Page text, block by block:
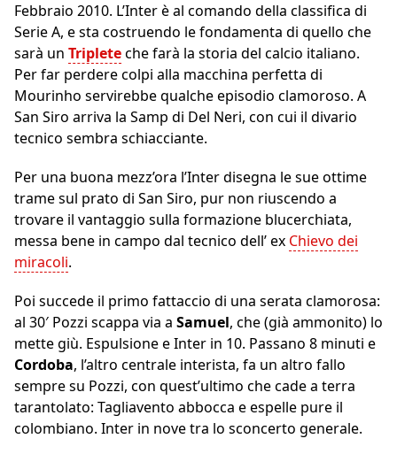
Febbraio 2010. L’Inter è al comando della classifica di
Serie A, e sta costruendo le fondamenta di quello che
sarà un Tripleteche farà la storia del calcio italiano.
Per far perdere colpi alla macchina perfetta di
Mourinho servirebbe qualche episodio clamoroso. A
San Siro arriva la Samp di Del Neri, con cui il divario
tecnico sembra schiacciante.
Per una buona mezz’ora l’Inter disegna le sue ottime
trame sul prato di San Siro, pur non riuscendo a
trovare il vantaggio sulla formazione blucerchiata,
messa bene in campo dal tecnico dell’ ex Chievo dei
miracoli.
Poi succede il primo fattaccio di una serata clamorosa:
al 30′ Pozzi scappa via a Samuel, che (già ammonito) lo
mette giù. Espulsione e Inter in 10. Passano 8 minuti e
Cordoba, l’altro centrale interista, fa un altro fallo
sempre su Pozzi, con quest’ultimo che cade a terra
tarantolato: Tagliavento abbocca e espelle pure il
colombiano. Inter in nove tra lo sconcerto generale.